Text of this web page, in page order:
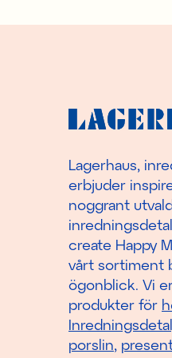
Lagerhaus,
erbjuder
noggrant
create Happy
vårt sortiment
ögonblick. Vi
produkter för
porslin,